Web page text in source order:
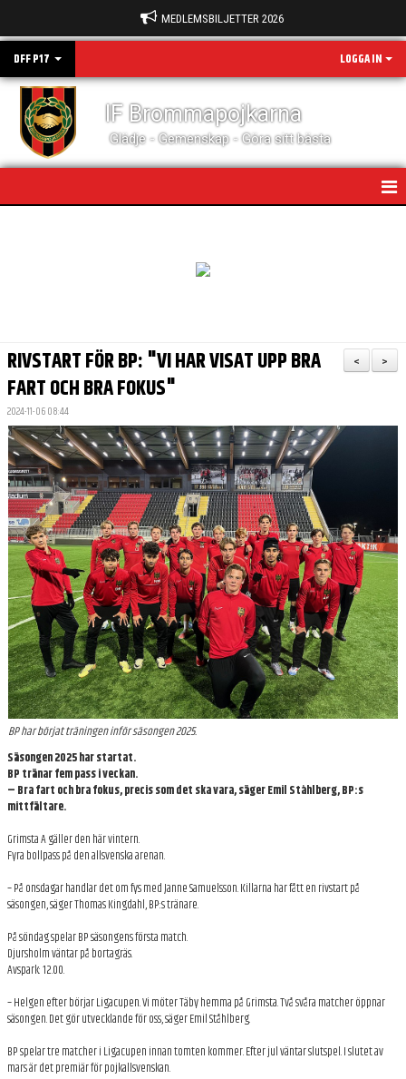
MEDLEMSBILJETTER 2026
DFF P17 LOGGA IN
IF Brommapojkarna
Glädje - Gemenskap - Göra sitt bästa
BILDGALLERI
TRUPPEN
DOKUMENT
KONTAKT
>
<
RIVSTART FÖR BP: "VI HAR VISAT UPP BRA
FART OCH BRA FOKUS"
2024-11-06 08:44
BP har börjat träningen inför säsongen 2025.
Säsongen 2025 har startat.
BP tränar fem pass i veckan.
– Bra fart och bra fokus, precis som det ska vara, säger Emil Ståhlberg, BP:s
mittfältare.
Grimsta A gäller den här vintern.
Fyra bollpass på den allsvenska arenan.
– På onsdagar handlar det om fys med Janne Samuelsson. Killarna har fått en rivstart på
säsongen, säger Thomas Kingdahl, BP:s tränare.
På söndag spelar BP säsongens första match.
Djursholm väntar på bortagräs.
Avspark: 12.00.
– Helgen efter börjar Ligacupen. Vi möter Täby hemma på Grimsta. Två svåra matcher öppnar
säsongen. Det gör utvecklande för oss, säger Emil Ståhlberg.
BP spelar tre matcher i Ligacupen innan tomten kommer. Efter jul väntar slutspel. I slutet av
mars är det premiär för pojkallsvenskan.